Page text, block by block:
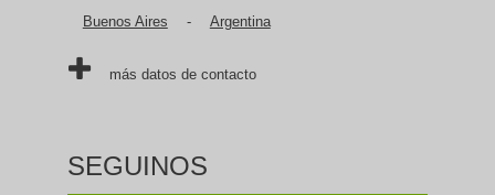
Buenos Aires - Argentina
más datos de contacto
SEGUINOS